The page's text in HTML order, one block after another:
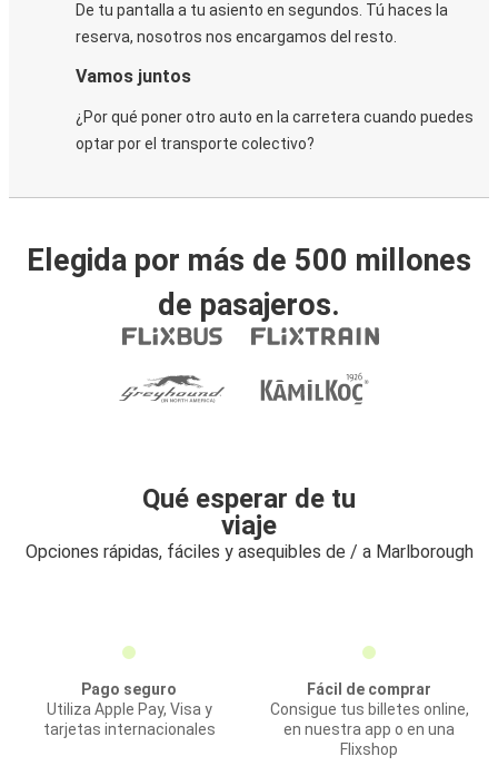
De tu pantalla a tu asiento en segundos. Tú haces la
reserva, nosotros nos encargamos del resto.
Vamos juntos
¿Por qué poner otro auto en la carretera cuando puedes
optar por el transporte colectivo?
Elegida por más de 500 millones
de pasajeros.
Qué esperar de tu
viaje
Opciones rápidas, fáciles y asequibles de / a Marlborough
Pago seguro
Utiliza Apple Pay, Visa y
tarjetas internacionales
Fácil de comprar
Consigue tus billetes online,
en nuestra app o en una
Flixshop